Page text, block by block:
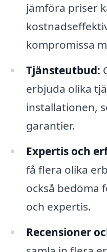
jämföra priser
kompromissa
Tjänsteutbud:
erbjuda olika
installationen,
garantier.
Expertis och
få flera olika
också bedöma
och expertis.
Recensioner